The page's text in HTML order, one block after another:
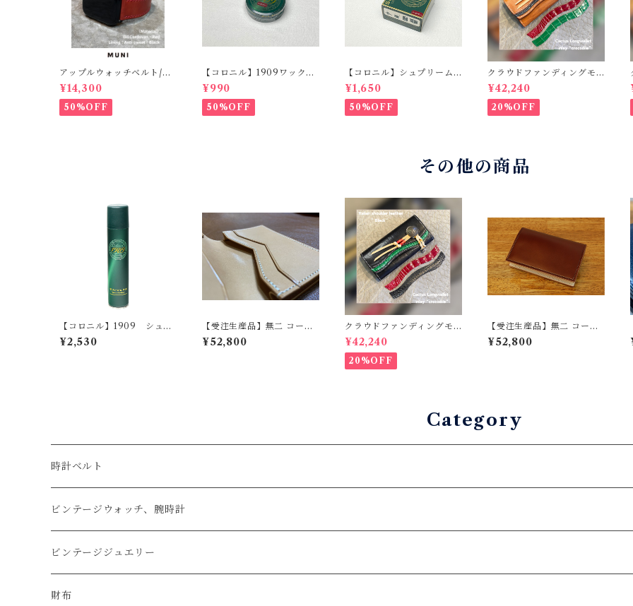
アップルウォッチベルト/オ
イルコードバン・レッド・
フラット（For 42/44/45/4
9mm）時計バンド
¥14,300
50%OFF
【コロニル】1909ワックス
ポリッシュ バーガンディ
（革靴用）
¥990
50%OFF
【コロニル】シュプリーム
クリームDX バーガンディ
¥1,650
50%OFF
クラウドファンディングモ
デル！Cactus・カクタス
ロングウォレット（CWBL-
03）インレイ・クロコダイ
ル × イタリアンショルダー
¥42,240
20%OFF
その他の商品
【コロニル】1909 シュプ
リーム ワックス スプレ
ー
¥2,530
【受注生産品】無二 コード
バン名刺入れ オイルコー
ドバン・ナチュラル×ベージ
¥52,800
クラウドファンディングモ
デル！Cactus・カクタス
ロングウォレット（CWBL-
03）インレイ・クロコダイ
ル × イタリアンショルダー
¥42,240
20%OFF
【受注生産品】無二 コード
バン名刺入れ コードバ
ン・顔料ダークブラウン×ベ
¥52,800
Category
時計ベルト
アップルウォッチベルト
コードバン
クロコダイル
ビンテージウォッチ、腕時計
オメガ / OMEGA
ユリスナルダン / ULYSSE NARDIN
ビンテージジュエリー
カルティエ / Cartier
財布